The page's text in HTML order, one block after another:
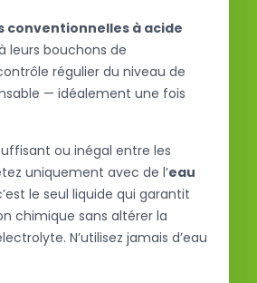
conventionnelles à acide
leurs bouchons de
régulier du niveau de
— idéalement une fois
ou inégal entre les
uniquement avec de l’eau
le seul liquide qui garantit
chimique sans altérer la
N’utilisez jamais d’eau